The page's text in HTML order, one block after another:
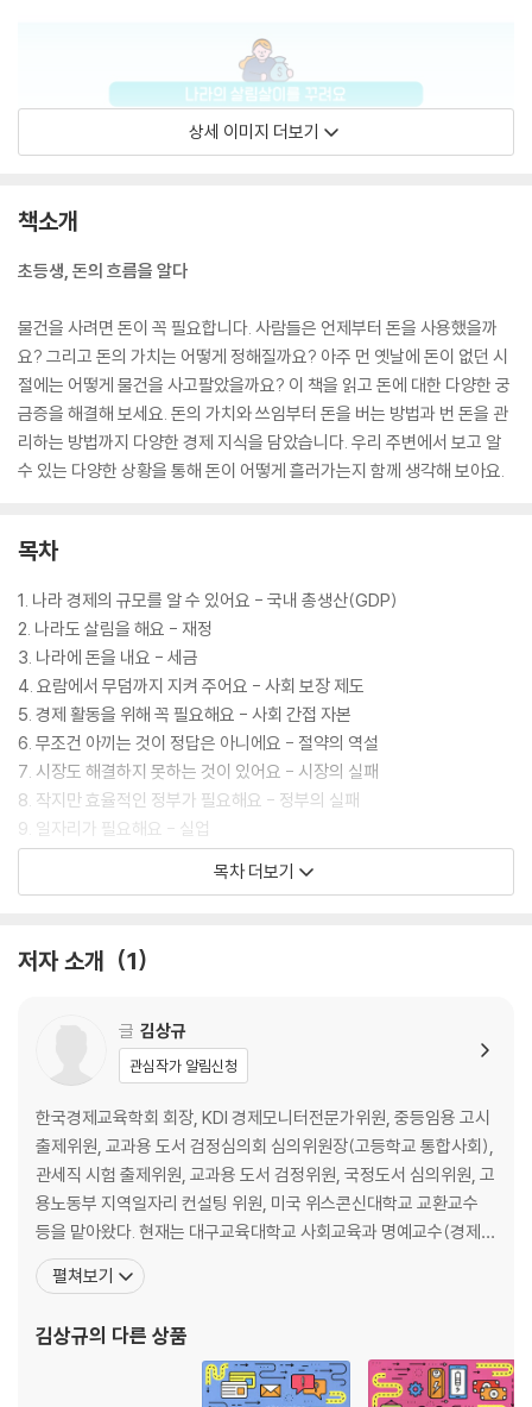
상세 이미지 더보기
책소개
초등생, 돈의 흐름을 알다
물건을 사려면 돈이 꼭 필요합니다. 사람들은 언제부터 돈을 사용했을까
요? 그리고 돈의 가치는 어떻게 정해질까요? 아주 먼 옛날에 돈이 없던 시
절에는 어떻게 물건을 사고팔았을까요? 이 책을 읽고 돈에 대한 다양한 궁
금증을 해결해 보세요. 돈의 가치와 쓰임부터 돈을 버는 방법과 번 돈을 관
리하는 방법까지 다양한 경제 지식을 담았습니다. 우리 주변에서 보고 알
수 있는 다양한 상황을 통해 돈이 어떻게 흘러가는지 함께 생각해 보아요.
목차
1. 나라 경제의 규모를 알 수 있어요 - 국내 총생산(GDP)
2. 나라도 살림을 해요 - 재정
3. 나라에 돈을 내요 - 세금
4. 요람에서 무덤까지 지켜 주어요 - 사회 보장 제도
5. 경제 활동을 위해 꼭 필요해요 - 사회 간접 자본
6. 무조건 아끼는 것이 정답은 아니에요 - 절약의 역설
7. 시장도 해결하지 못하는 것이 있어요 - 시장의 실패
8. 작지만 효율적인 정부가 필요해요 - 정부의 실패
9. 일자리가 필요해요 - 실업
목차 더보기
저자 소개 1
글 김상규
관심작가 알림신청
한국경제교육학회 회장, KDI 경제모니터전문가위원, 중등임용 고시
출제위원, 교과용 도서 검정심의회 심의위원장(고등학교 통합사회),
관세직 시험 출제위원, 교과용 도서 검정위원, 국정도서 심의위원, 고
용노동부 지역일자리 컨설팅 위원, 미국 위스콘신대학교 교환교수
등을 맡아왔다. 현재는 대구교육대학교 사회교육과 명예교수(경제학
박사), 유투브 ‘동요경제’ ‘유행가경제’ 방송, 수필가로 활동하고 있다.
다년간 텔레비전(KBS, MBC, EBS, TBC) 및 라디오(KBS, SBS, C
>, <속담으로 풀어본 생활경제
펼쳐보기
김상규의 다른 상품